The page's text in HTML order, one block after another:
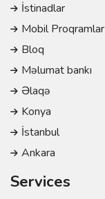
İstinadlar
Mobil Proqramlar
Bloq
Məlumat bankı
Əlaqə
Konya
İstanbul
Ankara
Services